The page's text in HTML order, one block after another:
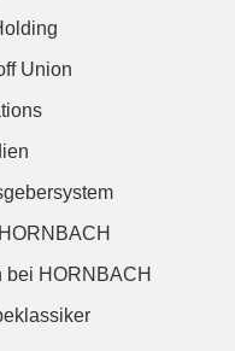
Union
bei HORNBACH